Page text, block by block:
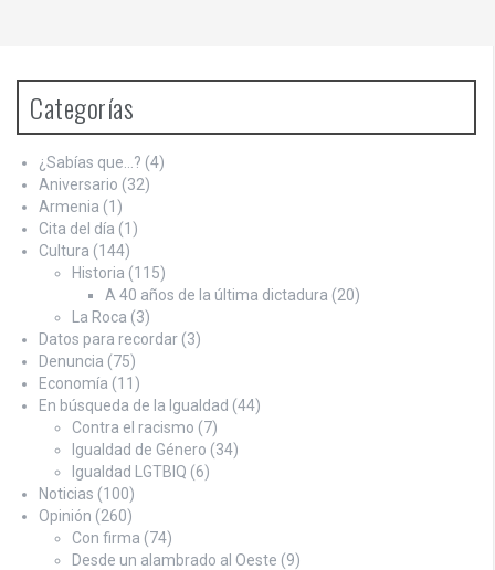
Categorías
¿Sabías que…? (4)
Aniversario (32)
Armenia (1)
Cita del día (1)
Cultura (144)
Historia (115)
A 40 años de la última dictadura (20)
La Roca (3)
Datos para recordar (3)
Denuncia (75)
Economía (11)
En búsqueda de la Igualdad (44)
Contra el racismo (7)
Igualdad de Género (34)
Igualdad LGTBIQ (6)
Noticias (100)
Opinión (260)
Con firma (74)
Desde un alambrado al Oeste (9)